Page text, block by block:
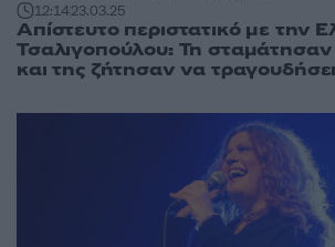
12:1423.03.25
Απίστευτο περιστατικό με την
Τσαλιγοπούλου: Τη σταμάτησαν
και της ζήτησαν να τραγουδήσει